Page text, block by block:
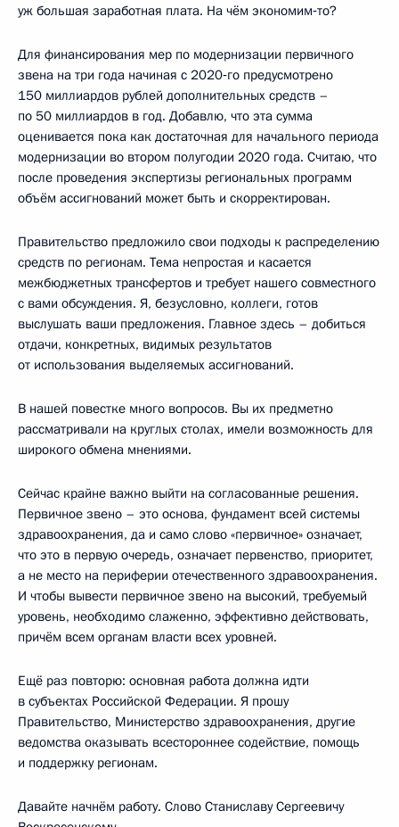
уж большая заработная плата. На чём экономим‑то?
Для финансирования мер по модернизации первичного
звена на три года начиная с 2020‑го предусмотрено
150 миллиардов рублей дополнительных средств –
по 50 миллиардов в год. Добавлю, что эта сумма
оценивается пока как достаточная для начального периода
модернизации во втором полугодии 2020 года. Считаю, что
после проведения экспертизы региональных программ
объём ассигнований может быть и скорректирован.
Правительство предложило свои подходы к распределению
средств по регионам. Тема непростая и касается
межбюджетных трансфертов и требует нашего совместного
с вами обсуждения. Я, безусловно, коллеги, готов
выслушать ваши предложения. Главное здесь – добиться
отдачи, конкретных, видимых результатов
от использования выделяемых ассигнований.
В нашей повестке много вопросов. Вы их предметно
рассматривали на круглых столах, имели возможность для
широкого обмена мнениями.
Сейчас крайне важно выйти на согласованные решения.
Первичное звено – это основа, фундамент всей системы
здравоохранения, да и само слово «первичное» означает,
что это в первую очередь, означает первенство, приоритет,
а не место на периферии отечественного здравоохранения.
И чтобы вывести первичное звено на высокий, требуемый
уровень, необходимо слаженно, эффективно действовать,
причём всем органам власти всех уровней.
Ещё раз повторю: основная работа должна идти
в субъектах Российской Федерации. Я прошу
Правительство, Министерство здравоохранения, другие
ведомства оказывать всестороннее содействие, помощь
и поддержку регионам.
Давайте начнём работу. Слово Станиславу Сергеевичу